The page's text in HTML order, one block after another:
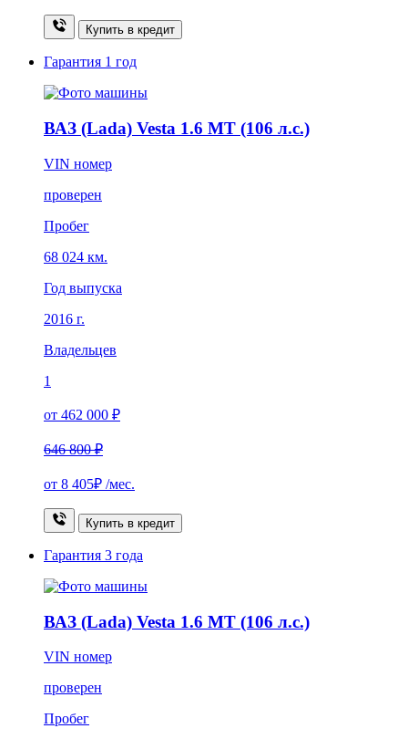
Купить в кредит
Гарантия 1 год
ВАЗ (Lada) Vesta 1.6 MT (106 л.с.)
VIN номер
проверен
Пробег
68 024 км.
Год выпуска
2016 г.
Владельцев
1
от 462 000 ₽
646 800 ₽
от 8 405₽ /мес.
Купить в кредит
Гарантия 3 года
ВАЗ (Lada) Vesta 1.6 MT (106 л.с.)
VIN номер
проверен
Пробег